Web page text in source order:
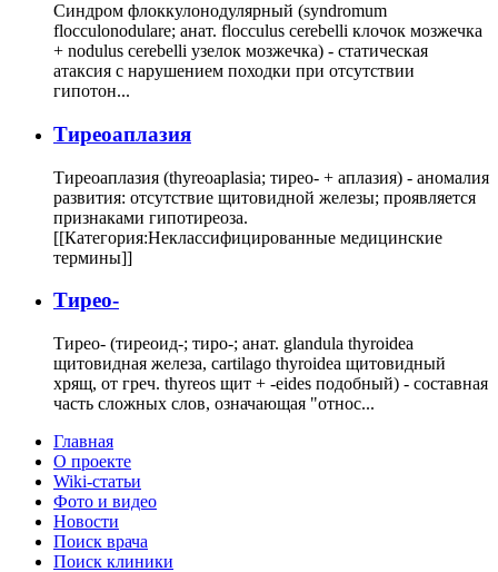
Синдром флоккулонодулярный (syndromum
flocculonodulare; анат. flocculus cerebelli клочок мозжечка
+ nodulus cerebelli узелок мозжечка) - статическая
атаксия с нарушением походки при отсутствии
гипотон...
Тиреоаплазия
Тиреоаплазия (thyreoaplasia; тирео- + аплазия) - аномалия
развития: отсутствие щитовидной железы; проявляется
признаками гипотиреоза.
[[Категория:Неклассифицированные медицинские
термины]]
Тирео-
Тирео- (тиреоид-; тиро-; анат. glandula thyroidea
щитовидная железа, cartilago thyroidea щитовидный
хрящ, от греч. thyreos щит + -eides подобный) - составная
часть сложных слов, означающая "относ...
Главная
О проекте
Wiki-статьи
Фото и видео
Новости
Поиск врача
Поиск клиники